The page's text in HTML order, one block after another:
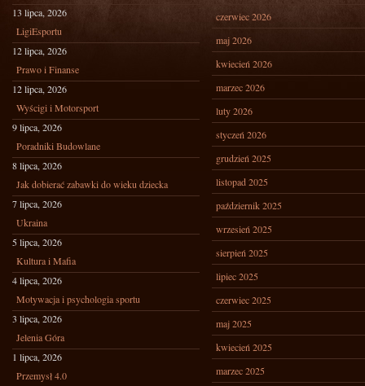
13 lipca, 2026
LigiEsportu
12 lipca, 2026
Prawo i Finanse
12 lipca, 2026
Wyścigi i Motorsport
9 lipca, 2026
Poradniki Budowlane
8 lipca, 2026
Jak dobierać zabawki do wieku dziecka
7 lipca, 2026
Ukraina
5 lipca, 2026
Kultura i Mafia
4 lipca, 2026
Motywacja i psychologia sportu
3 lipca, 2026
Jelenia Góra
1 lipca, 2026
Przemysł 4.0
czerwiec 2026
maj 2026
kwiecień 2026
marzec 2026
luty 2026
styczeń 2026
grudzień 2025
listopad 2025
październik 2025
wrzesień 2025
sierpień 2025
lipiec 2025
czerwiec 2025
maj 2025
kwiecień 2025
marzec 2025